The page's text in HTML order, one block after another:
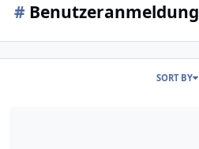
# Benutzeranmeldung
SORT BY